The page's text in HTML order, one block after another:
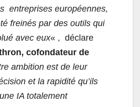
entreprises européennes,
freinés par des outils qui
avec eux« , déclare
cofondateur de
ambition est de leur
et la rapidité qu’ils
IA totalement